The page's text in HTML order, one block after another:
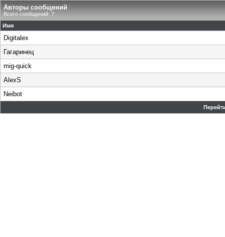
Авторы сообщений
Всего сообщений: 7
Имя
Digitalex
Гагаринец
mig-quick
AlexS
Neibot